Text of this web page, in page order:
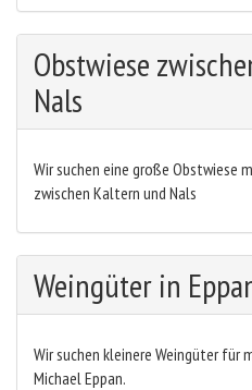
Obstwiese
Nals
Wir suchen eine große Obstwiese
zwischen Kaltern und Nals
Weingüter in
Wir suchen kleinere Weingüter für
Michael Eppan.